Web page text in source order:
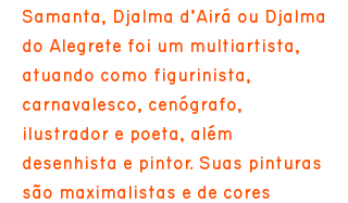
Samanta, Djalma d’Airá ou Djalma
do Alegrete foi um multiartista,
atuando como figurinista,
carnavalesco, cenógrafo,
ilustrador e poeta, além
desenhista e pintor. Suas pinturas
são maximalistas e de cores